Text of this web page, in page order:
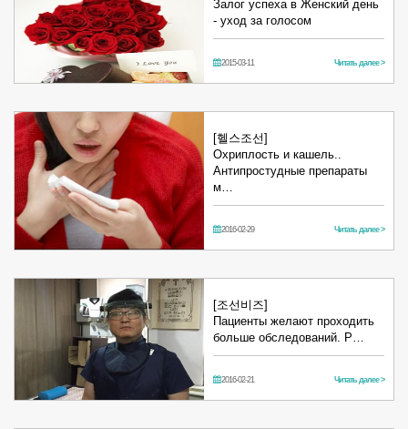
Залог успеха в Женский день
- уход за голосом
2015-03-11 Читать далее >
[헬스조선]
Охриплость и кашель..
Антипростудные препараты
м…
2016-02-29 Читать далее >
[조선비즈]
Пациенты желают проходить
больше обследований. Р…
2016-02-21 Читать далее >